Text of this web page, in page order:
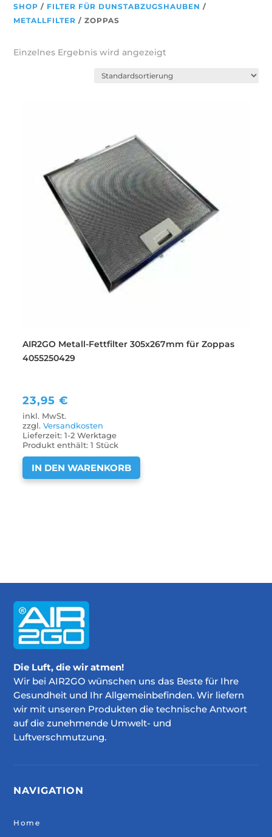
SHOP / FILTER FÜR DUNSTABZUGSHAUBEN /
METALLFILTER / ZOPPAS
Einzelnes Ergebnis wird angezeigt
AIR2GO Metall-Fettfilter 305x267mm für Zoppas
4055250429
23,95€
inkl. MwSt.
zzgl.Versandkosten
Lieferzeit:1-2 Werktage
Produkt enthält: 1Stück
IN DEN WARENKORB
Die Luft, die wir atmen!
Wir bei AIR2GO wünschen uns das Beste für Ihre
Gesundheit und Ihr Allgemeinbefinden. Wir liefern
wir mit unseren Produkten die technische Antwort
auf die zunehmende Umwelt- und
Luftverschmutzung.
NAVIGATION
Home